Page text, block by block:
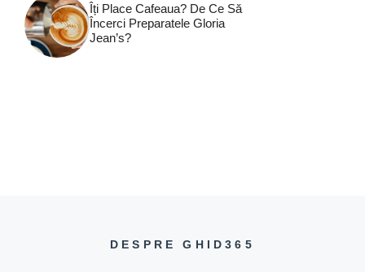
Îți Place Cafeaua? De Ce Să
Încerci Preparatele Gloria
Jean’s?
DESPRE GHID365